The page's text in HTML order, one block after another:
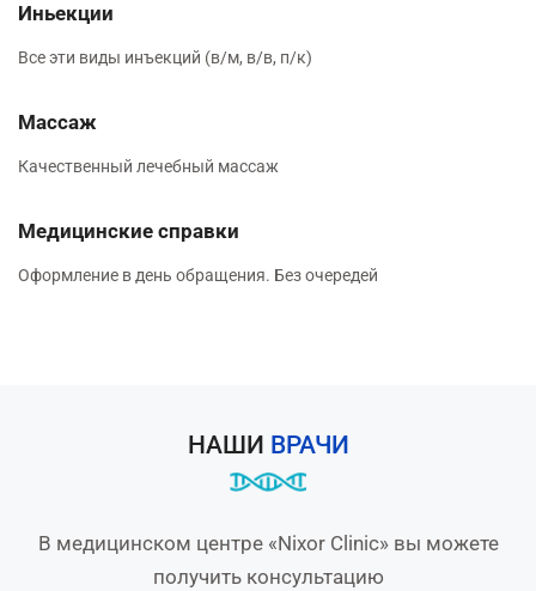
Иньекции
Все эти виды инъекций (в/м, в/в, п/к)
Массаж
Качественный лечебный массаж
Медицинские справки
Оформление в день обращения. Без очередей
НАШИ ВРАЧИ
В медицинском центре «Nixor Clinic» вы можете
получить консультацию